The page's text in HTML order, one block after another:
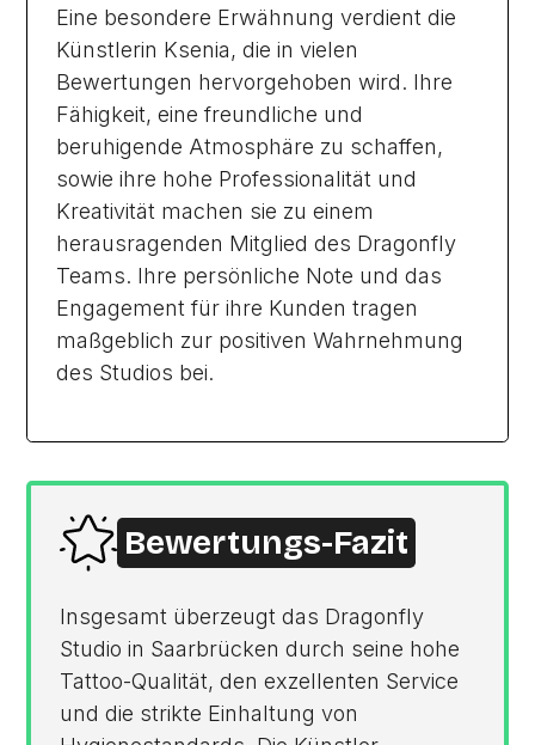
Eine besondere Erwähnung verdient die
Künstlerin Ksenia, die in vielen
Bewertungen hervorgehoben wird. Ihre
Fähigkeit, eine freundliche und
beruhigende Atmosphäre zu schaffen,
sowie ihre hohe Professionalität und
Kreativität machen sie zu einem
herausragenden Mitglied des Dragonfly
Teams. Ihre persönliche Note und das
Engagement für ihre Kunden tragen
maßgeblich zur positiven Wahrnehmung
des Studios bei.
Bewertungs-Fazit
Insgesamt überzeugt das Dragonfly
Studio in Saarbrücken durch seine hohe
Tattoo-Qualität, den exzellenten Service
und die strikte Einhaltung von